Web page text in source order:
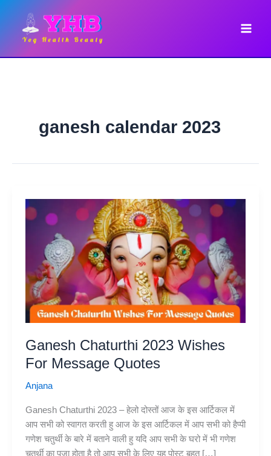
content
ganesh calendar 2023
Ganesh Chaturthi 2023 Wishes
For Message Quotes
Anjana
Ganesh Chaturthi 2023 – हेलो दोस्तों आज के इस आर्टिकल में
आप सभी को स्वागत करती हु आज के इस आर्टिकल में आप सभी को हैप्पी
गणेश चतुर्थी के बारे में बताने वाली हु यदि आप सभी के घरो में भी गणेश
चतुर्थी का पूजा होता है तो आप सभी के लिए यह पोस्ट बहुत […]